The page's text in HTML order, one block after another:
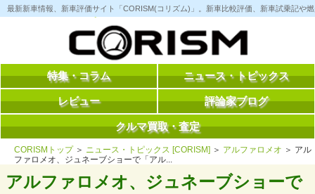
コ
ン
へ
最新新車情報、新車評価サイト「CORISM(コリズム)」。新車比較評価、新車試乗記や
特集・コラム ニュース・トピックス
レビュー 評論家ブログ
クルマ買取・査定
CORISMトップ＞ ニュース・トピックス [CORISM] ＞ アルファロメオ ＞ アル
ファロメオ、ジュネーブショーで「アル...
アルファロメオ、ジュネーブショーで